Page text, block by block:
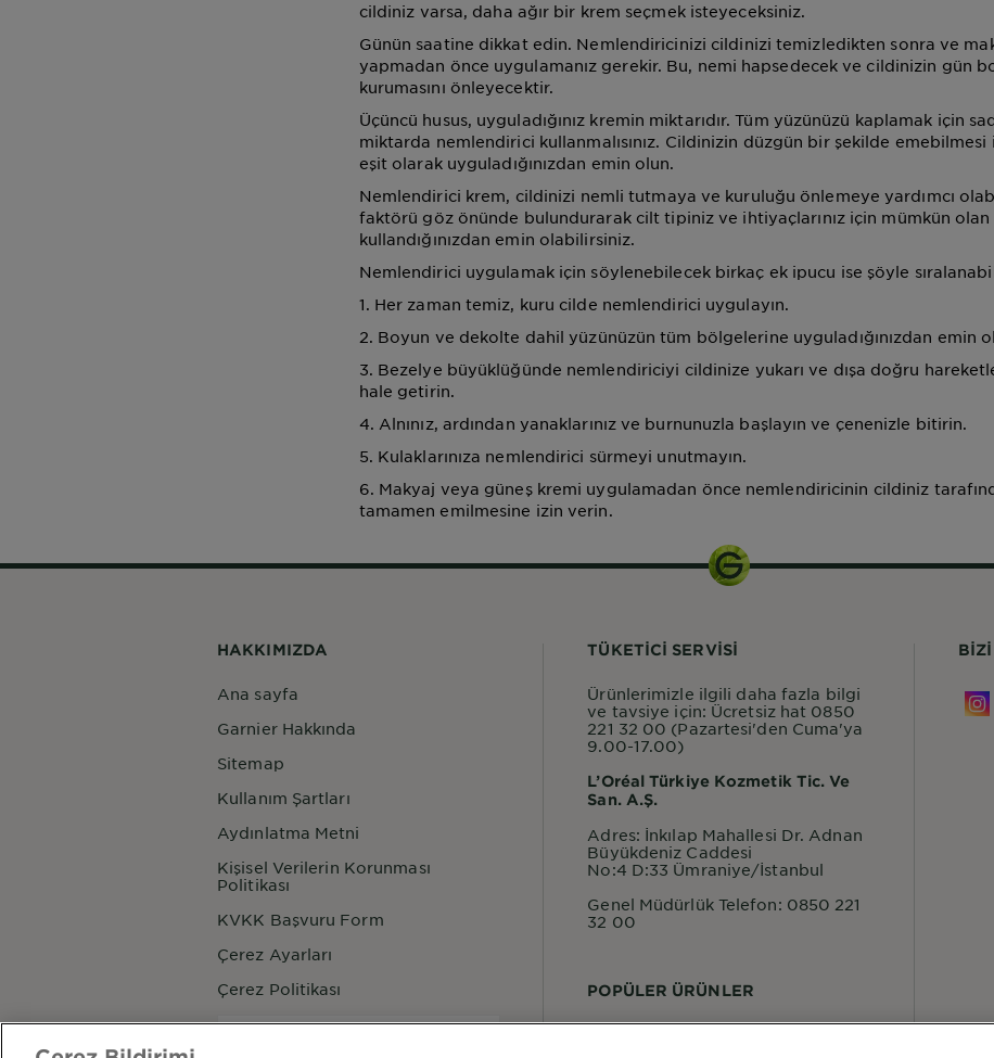
cildiniz varsa, daha ağır bir krem seçmek isteyeceksiniz.
Günün saatine dikkat edin. Nemlendiricinizi cildinizi temizledikten sonra ve
yapmadan önce uygulamanız gerekir. Bu, nemi hapsedecek ve cildinizin gün
kurumasını önleyecektir.
Üçüncü husus, uyguladığınız kremin miktarıdır. Tüm yüzünüzü kaplamak için
miktarda nemlendirici kullanmalısınız. Cildinizin düzgün bir şekilde emebilmesi
eşit olarak uyguladığınızdan emin olun.
Nemlendirici krem, cildinizi nemli tutmaya ve kuruluğu önlemeye yardımcı
faktörü göz önünde bulundurarak cilt tipiniz ve ihtiyaçlarınız için mümkün
kullandığınızdan emin olabilirsiniz.
Nemlendirici uygulamak için söylenebilecek birkaç ek ipucu ise şöyle
1. Her zaman temiz, kuru cilde nemlendirici uygulayın.
2. Boyun ve dekolte dahil yüzünüzün tüm bölgelerine uyguladığınızdan emin
3. Bezelye büyüklüğünde nemlendiriciyi cildinize yukarı ve dışa doğru
hale getirin.
4. Alnınız, ardından yanaklarınız ve burnunuzla başlayın ve çenenizle bitirin.
5. Kulaklarınıza nemlendirici sürmeyi unutmayın.
6. Makyaj veya güneş kremi uygulamadan önce nemlendiricinin cildiniz
tamamen emilmesine izin verin.
HAKKIMIZDA
Ana sayfa
Garnier Hakkında
Sitemap
Kullanım Şartları
Aydınlatma Metni
Kişisel Verilerin Korunması
Politikası
KVKK Başvuru Form
Çerez Ayarları
Çerez Politikası
Ülke
TÜKETİCİ SERVİSİ
Ürünlerimizle ilgili daha fazla bilgi
ve tavsiye için: Ücretsiz hat 0850
221 32 00 (Pazartesi'den Cuma'ya
9.00-17.00)
L’Oréal Türkiye Kozmetik Tic. Ve
San. A.Ş.
Adres: İnkılap Mahallesi Dr. Adnan
Büyükdeniz Caddesi
No:4 D:33 Ümraniye/İstanbul
Genel Müdürlük Telefon: 0850 221
32 00
POPÜLER ÜRÜNLER